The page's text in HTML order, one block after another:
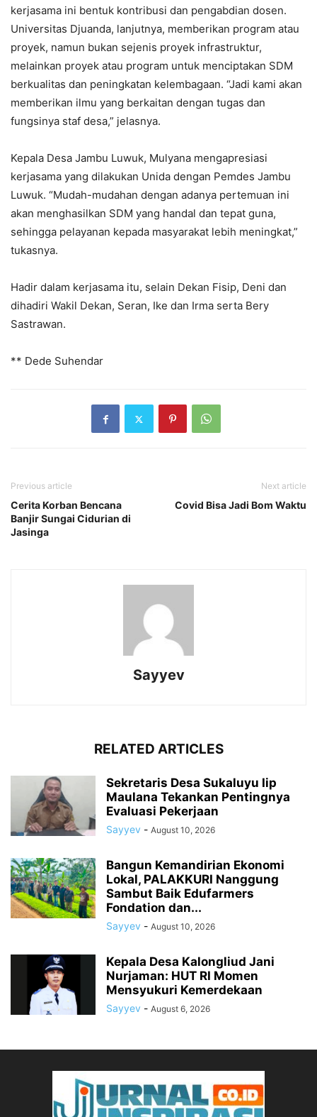
kerjasama ini bentuk kontribusi dan pengabdian dosen.
Universitas Djuanda, lanjutnya, memberikan program atau
proyek, namun bukan sejenis proyek infrastruktur,
melainkan proyek atau program untuk menciptakan SDM
berkualitas dan peningkatan kelembagaan. “Jadi kami akan
memberikan ilmu yang berkaitan dengan tugas dan
fungsinya staf desa,” jelasnya.
Kepala Desa Jambu Luwuk, Mulyana mengapresiasi
kerjasama yang dilakukan Unida dengan Pemdes Jambu
Luwuk. “Mudah-mudahan dengan adanya pertemuan ini
akan menghasilkan SDM yang handal dan tepat guna,
sehingga pelayanan kepada masyarakat lebih meningkat,”
tukasnya.
Hadir dalam kerjasama itu, selain Dekan Fisip, Deni dan
dihadiri Wakil Dekan, Seran, Ike dan Irma serta Bery
Sastrawan.
** Dede Suhendar
Previous article
Cerita Korban Bencana
Banjir Sungai Cidurian di
Jasinga
Next article
Covid Bisa Jadi Bom Waktu
Sayyev
RELATED ARTICLES
Sekretaris Desa Sukaluyu Iip
Maulana Tekankan Pentingnya
Evaluasi Pekerjaan
Sayyev - August 10, 2026
Bangun Kemandirian Ekonomi
Lokal, PALAKKURI Nanggung
Sambut Baik Edufarmers
Fondation dan...
Sayyev - August 10, 2026
Kepala Desa Kalongliud Jani
Nurjaman: HUT RI Momen
Mensyukuri Kemerdekaan
Sayyev - August 6, 2026